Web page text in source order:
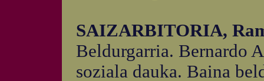
SAIZARBITORIA,
Beldurgarria. Bernardo
soziala dauka. Baina